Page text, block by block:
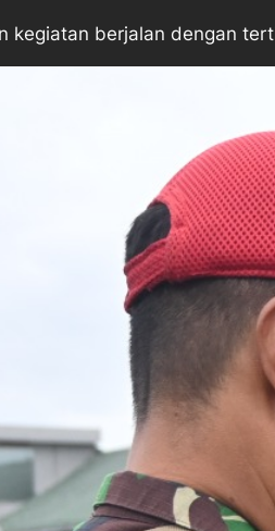
kegiatan berjalan dengan